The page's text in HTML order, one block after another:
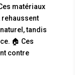
matériaux
tandis
🏠 Ces
contre